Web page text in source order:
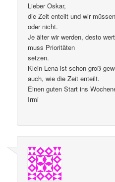
Lieber Oskar,
die Zeit enteilt und wir
oder nicht.
Je älter wir werden, desto
muss Prioritäten
setzen.
Klein-Lena ist schon groß
auch, wie die Zeit enteilt.
Einen guten Start ins
Irmi